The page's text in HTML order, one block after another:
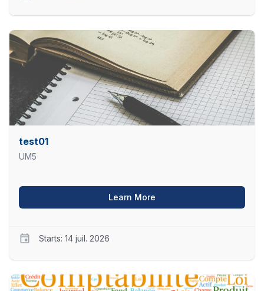
UM5
SD02
StartsArchivé
test01
UM5
Learn Moreabout test01
Starts: 14 juil. 2026
UM5